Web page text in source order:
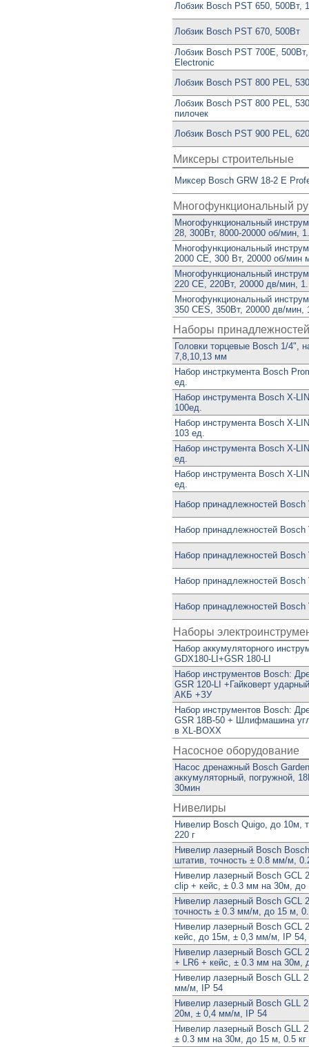
Лобзик Bosch PST 650, 500Вт,
Лобзик Bosch PST 670, 500Вт
Лобзик Bosch PST 700E,
Electronic
Лобзик Bosch PST 800 PEL,
Лобзик Bosch PST 800 PEL,
пилочек
Лобзик Bosch PST 900 PEL,
Миксеры строительные
Миксер Bosch GRW 18-2 E
Многофункциональный
Многофункциональный
28, 300Вт, 8000-20000 об/мин,
Многофункциональный
2000 CE, 300 Вт, 20000 об/мин
Многофункциональный
220 CE, 220Вт, 20000 дв/мин,
Многофункциональный
350 CES, 350Вт, 20000 дв/мин,
Наборы
Головки торцевые Bosch 1/4",
7,8,10,13 мм
Набор инстркумента Bosch
ед.
Набор инструмента Bosch X-
100ед.
Набор инструмента Bosch X-
103 ед.
Набор инструмента Bosch X-
ед.
Набор инструмента Bosch X-
ед.
Набор принадлежностей Bosch
Набор принадлежностей Bosch
Набор принадлежностей Bosch
Набор принадлежностей Bosch
Набор принадлежностей Bosch
Наборы
Набор аккумуляторного
GDX180-LI+GSR 180-LI
Набор инструментов Bosch:
GSR 120-LI +Гайковерт
АКБ +ЗУ
Набор инструментов Bosch:
GSR 18В-50 + Шлифмашина
в XL-BOXX
Насосное оборудование
Насос дренажный Bosch
аккумуляторный, погружной,
30мин
Нивелиры
Нивелир Bosch Quigo, до 10м,
220 г
Нивелир лазерный Bosch
штатив, точность ± 0.8 мм/м,
Нивелир лазерный Bosch GCL
clip + кейс, ± 0.3 мм на 30м, до
Нивелир лазерный Bosch GCL
точность ± 0.3 мм/м, до 15 м,
Нивелир лазерный Bosch GCL
кейс, до 15м, ± 0,3 мм/м, IP 54,
Нивелир лазерный Bosch GCL
+ LR6 + кейс, ± 0.3 мм на 30м,
Нивелир лазерный Bosch GLL
мм/м, IP 54
Нивелир лазерный Bosch GLL
20м, ± 0,4 мм/м, IP 54
Нивелир лазерный Bosch GLL
± 0.3 мм на 30м, до 15 м, 0.5 кг